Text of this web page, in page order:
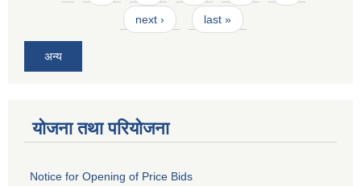
next › last »
अन्य
योजना तथा परियोजना
Notice for Opening of Price Bids